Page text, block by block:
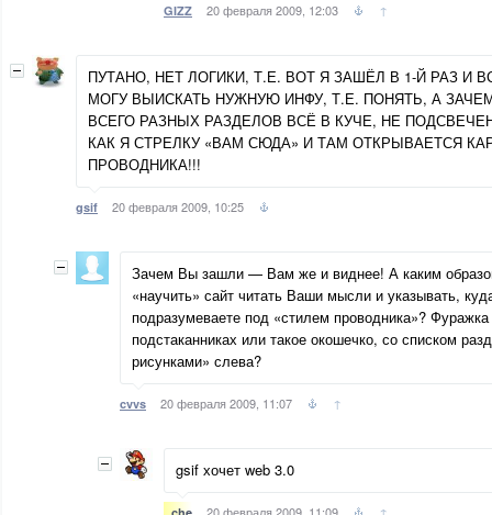
GIZZ 20 февраля 2009, 12:03 ↑
ПУТАНО, НЕТ ЛОГИКИ, Т.Е. ВОТ Я ЗАШЁЛ В 1-Й РАЗ И
МОГУ ВЫИСКАТЬ НУЖНУЮ ИНФУ, Т.Е. ПОНЯТЬ, А
ВСЕГО РАЗНЫХ РАЗДЕЛОВ ВСЁ В КУЧЕ, НЕ
КАК Я СТРЕЛКУ «ВАМ СЮДА» И ТАМ ОТКРЫВАЕТСЯ
ПРОВОДНИКА!!!
gsif 20 февраля 2009, 10:25
Зачем Вы зашли — Вам же и виднее! А каким
«научить» сайт читать Ваши мысли и указывать,
подразумеваете под «стилем проводника»?
подстаканниках или такое окошечко, со списком
рисунками» слева?
cvvs 20 февраля 2009, 11:07 ↑
gsif хочет web 3.0